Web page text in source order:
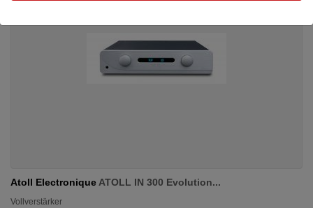
Atoll Electronique ATOLL IN 300 Evolution...
Vollverstärker